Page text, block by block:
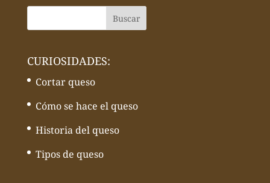
CURIOSIDADES:
Cortar queso
Cómo se hace el queso
Historia del queso
Tipos de queso